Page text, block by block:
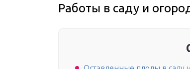
Работы в саду и